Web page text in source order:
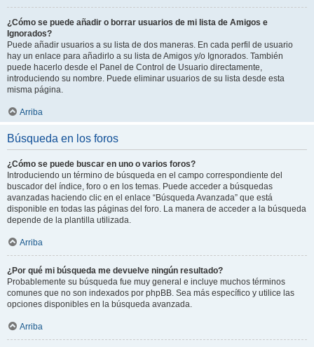
¿Cómo se puede añadir o borrar usuarios de mi lista de Amigos e
Ignorados?
Puede añadir usuarios a su lista de dos maneras. En cada perfil de usuario
hay un enlace para añadirlo a su lista de Amigos y/o Ignorados. También
puede hacerlo desde el Panel de Control de Usuario directamente,
introduciendo su nombre. Puede eliminar usuarios de su lista desde esta
misma página.
Arriba
Búsqueda en los foros
¿Cómo se puede buscar en uno o varios foros?
Introduciendo un término de búsqueda en el campo correspondiente del
buscador del índice, foro o en los temas. Puede acceder a búsquedas
avanzadas haciendo clic en el enlace “Búsqueda Avanzada” que está
disponible en todas las páginas del foro. La manera de acceder a la búsqueda
depende de la plantilla utilizada.
Arriba
¿Por qué mi búsqueda me devuelve ningún resultado?
Probablemente su búsqueda fue muy general e incluye muchos términos
comunes que no son indexados por phpBB. Sea más específico y utilice las
opciones disponibles en la búsqueda avanzada.
Arriba